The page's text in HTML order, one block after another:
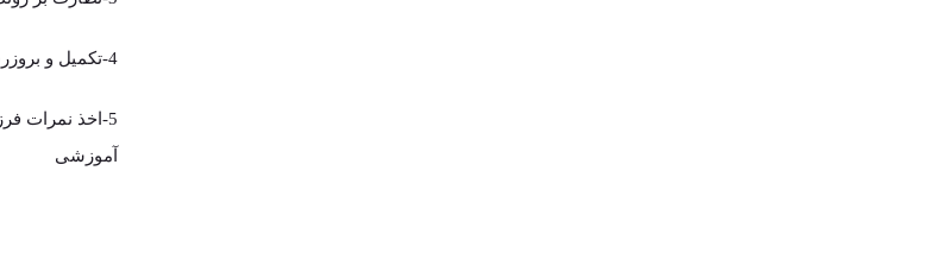
4-تکمیل و بروزرسانی پرونده‌های آموزشی
5-اخذ نمرات
آموزشی